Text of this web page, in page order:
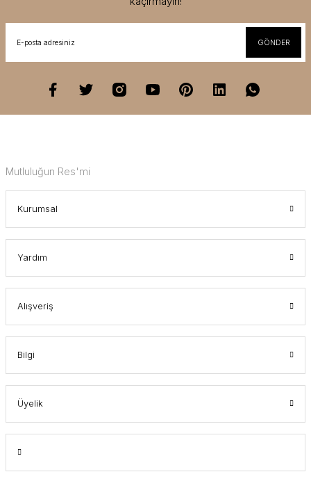
GÖNDER
Mutluluğun Res'mi
Kurumsal
Yardım
Alışveriş
Bilgi
Üyelik